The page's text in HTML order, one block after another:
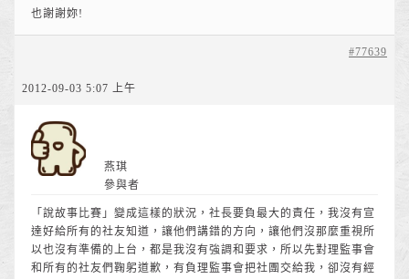
也謝謝妳!
2012-09-03 5:07 上午
#77639
燕琪
參與者
「說故事比賽」變成這樣的狀況，社長要負最大的責任，我沒有宣
達好給所有的社友知道，讓他們講錯的方向，讓他們沒那麼重視所
以也沒有準備的上台，都是我沒有強調和要求，所以先對理監事會
和所有的社友們鞠躬道歉，有負理監事會把社團交給我，卻沒有經